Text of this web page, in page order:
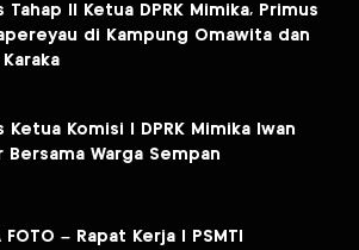
Tahap II Ketua DPRK Mimika, Primus
di Kampung Omawita dan
Karaka
Ketua Komisi I DPRK Mimika Iwan
Bersama Warga Sempan
FOTO – Rapat Kerja I PSMTI